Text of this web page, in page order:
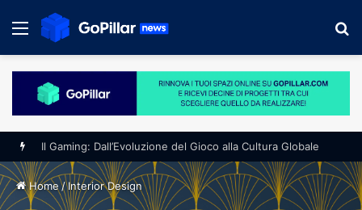
Menu
Il Gaming: Dall’Evoluzione del Gioco alla Cultura Globale
Home / Interior Design